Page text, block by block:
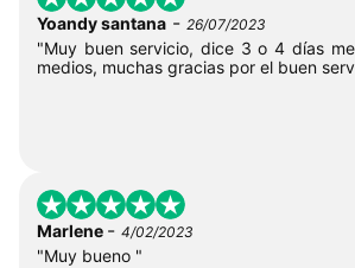
Yoandy santana - 26/07/2023
"Muy buen servicio, dice 3 o 4 días
medios, muchas gracias por el buen
Marlene - 4/02/2023
"Muy bueno "